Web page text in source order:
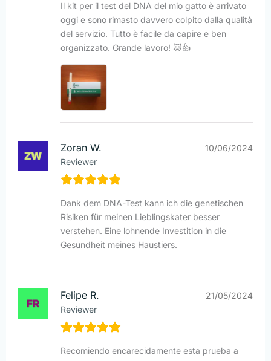
Il kit per il test del DNA del mio gatto è arrivato
oggi e sono rimasto davvero colpito dalla qualità
del servizio. Tutto è facile da capire e ben
organizzato. Grande lavoro! 🐱👍
Zoran W.
Reviewer
10/06/2024
Dank dem DNA-Test kann ich die genetischen
Risiken für meinen Lieblingskater besser
verstehen. Eine lohnende Investition in die
Gesundheit meines Haustiers.
Felipe R.
Reviewer
21/05/2024
Recomiendo encarecidamente esta prueba a